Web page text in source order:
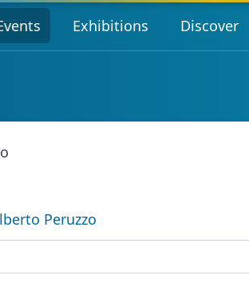
Exhibitions Discover
Peruzzo